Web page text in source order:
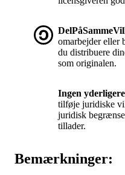
omarbejder eller
du distribuere
som originalen.
Ingen
tilføje juridiske
juridisk
tillader.
Bemærkninger: